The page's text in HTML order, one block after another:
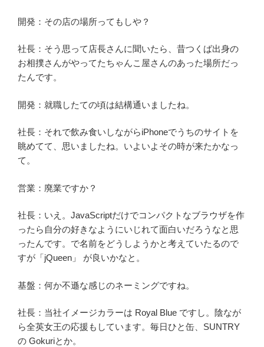
開発：その店の場所ってもしや？
社長：そう思って店長さんに聞いたら、昔つくば出身の
お相撲さんがやってたちゃんこ屋さんのあった場所だっ
たんです。
開発：就職したての頃は結構通いましたね。
社長：それで飲み食いしながらiPhoneでうちのサイトを
眺めてて、思いましたね。いよいよその時が来たかなっ
て。
営業：廃業ですか？
社長：いえ。JavaScriptだけでコンパクトなブラウザを作
ったら自分の好きなようにいじれて面白いだろうなと思
ったんです。で名前をどうしようかと考えていたるので
すが「jQueen」 が良いかなと。
基盤：何か不遜な感じのネーミングですね。
社長：当社イメージカラーは Royal Blue ですし。陰なが
ら全英女王の応援もしています。毎日ひと缶、SUNTRY
の Gokuriとか。